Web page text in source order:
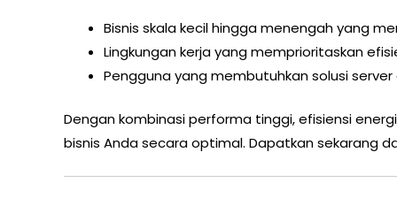
Bisnis skala kecil hingga menengah yang
Lingkungan kerja yang memprioritaskan
Pengguna yang membutuhkan solusi
Dengan kombinasi performa tinggi, efisiensi
bisnis Anda secara optimal. Dapatkan sekarang